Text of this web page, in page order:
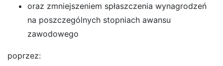
oraz zmniejszeniem spłaszczenia wynagrodzeń
na poszczególnych stopniach awansu
zawodowego
poprzez: